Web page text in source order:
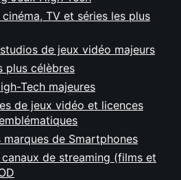
TV et séries les plus
de jeux vidéo majeurs
plus célèbres
Tech majeures
de jeux vidéo et licences
marques de Smartphones
de streaming (films et